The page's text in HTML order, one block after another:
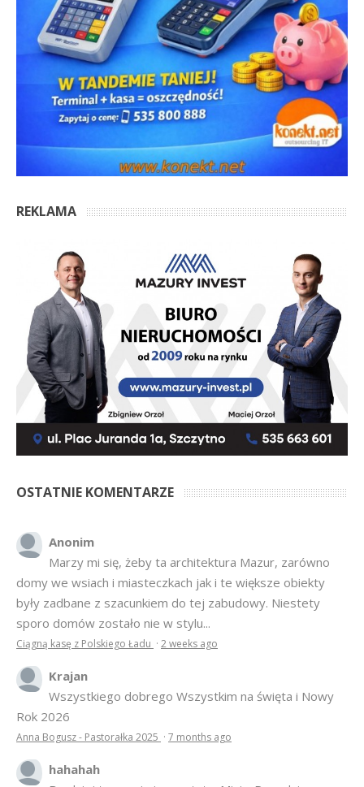
REKLAMA
OSTATNIE KOMENTARZE
Anonim
Marzy mi się, żeby ta architektura Mazur, zarówno
domy we wsiach i miasteczkach jak i te większe obiekty
były zadbane z szacunkiem do tej zabudowy. Niestety
sporo domów zostało nie w stylu...
Ciągną kasę z Polskiego Ładu · 2 weeks ago
Krajan
Wszystkiego dobrego Wszystkim na święta i Nowy
Rok 2026
Anna Bogusz - Pastorałka 2025 · 7 months ago
hahahah